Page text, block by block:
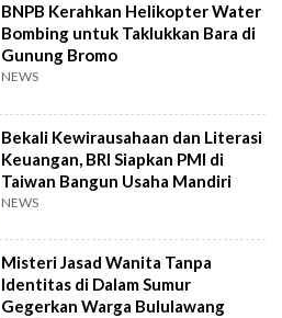
BNPB Kerahkan Helikopter Water
Bombing untuk Taklukkan Bara di
Gunung Bromo
NEWS
Bekali Kewirausahaan dan Literasi
Keuangan, BRI Siapkan PMI di
Taiwan Bangun Usaha Mandiri
NEWS
Misteri Jasad Wanita Tanpa
Identitas di Dalam Sumur
Gegerkan Warga Bululawang